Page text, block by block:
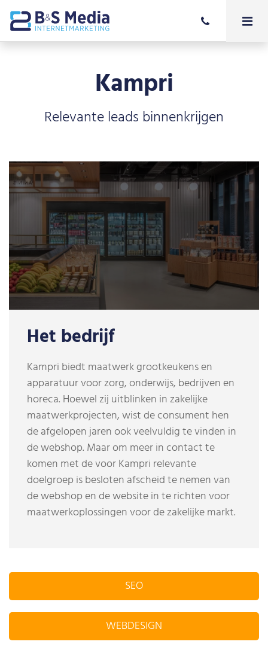
Kampri
Relevante leads binnenkrijgen
Het bedrijf
Kampri biedt maatwerk grootkeukens en
apparatuur voor zorg, onderwijs, bedrijven en
horeca. Hoewel zij uitblinken in zakelijke
maatwerkprojecten, wist de consument hen
de afgelopen jaren ook veelvuldig te vinden in
de webshop. Maar om meer in contact te
komen met de voor Kampri relevante
doelgroep is besloten afscheid te nemen van
de webshop en de website in te richten voor
maatwerkoplossingen voor de zakelijke markt.
SEO
WEBDESIGN